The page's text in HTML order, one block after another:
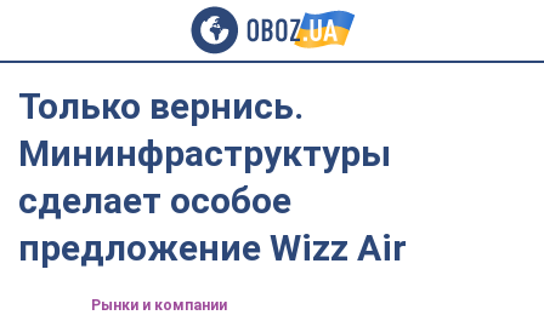
Только вернись.
Мининфраструктуры
сделает особое
предложение Wizz Air
Рынки и компании